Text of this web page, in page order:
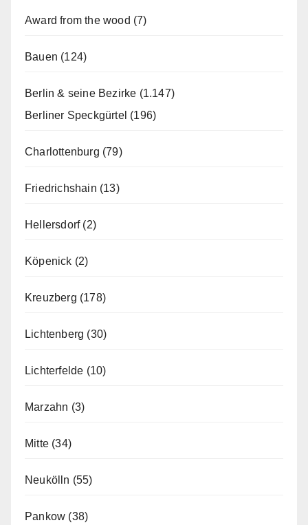
Award from the wood (7)
Bauen (124)
Berlin & seine Bezirke (1.147)
Berliner Speckgürtel (196)
Charlottenburg (79)
Friedrichshain (13)
Hellersdorf(2)
Köpenick (2)
Kreuzberg (178)
Lichtenberg (30)
Lichterfelde (10)
Marzahn (3)
Mitte (34)
Neukölln (55)
Pankow (38)